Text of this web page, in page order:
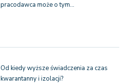
pracodawca może o tym…
Od kiedy wyższe świadczenia za czas
kwarantanny i izolacji?